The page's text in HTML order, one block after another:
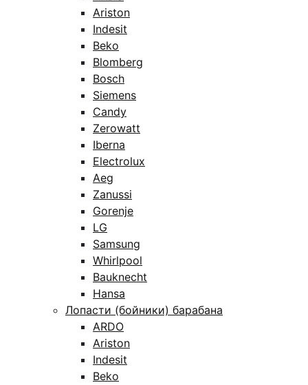
Ariston
Indesit
Beko
Blomberg
Bosch
Siemens
Candy
Zerowatt
Iberna
Electrolux
Aeg
Zanussi
Gorenje
LG
Samsung
Whirlpool
Bauknecht
Hansa
Лопасти (бойники) барабана
ARDO
Ariston
Indesit
Beko